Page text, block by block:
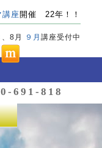
講座開催 22年！！
8月 ９月 講座受付中
691-818